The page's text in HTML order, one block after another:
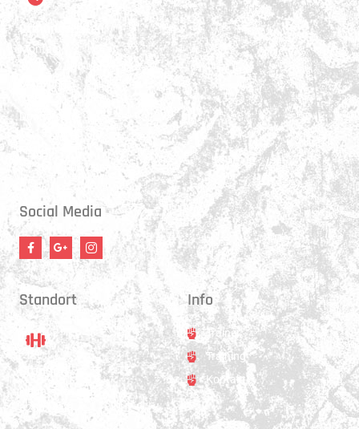
Öffnungszeiten
Montag:
17:15 - 21:00 Uhr
Mittwoch:
17:30 - 21:00 Uhr
Donnerstag:
17:15 - 18:45 Uhr
17:30 - 21:00 Uhr
Social Media
Standort
Standort
Hauptstrasse 31
3250 Lyss
Info
Trainer
Training
Kontakt